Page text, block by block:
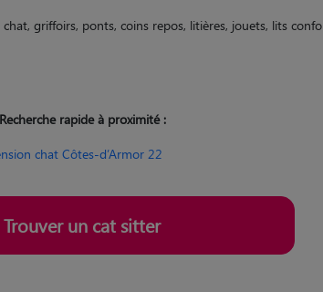
griffoirs, ponts, coins repos, litières, jouets, lits
Recherche rapide à proximité :
chat Côtes-d’Armor 22
Trouver un cat sitter